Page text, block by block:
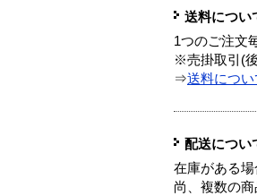
送料につい
1つのご注文
※売掛取引(
⇒送料につ
配送につい
在庫がある
尚、複数の